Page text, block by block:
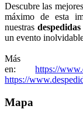
Descubre las
máximo de esta
nuestras
un evento
Más
en:https://
https://
Mapa